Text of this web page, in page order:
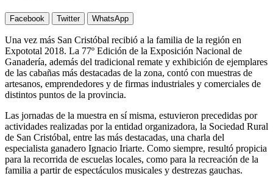
Facebook Twitter WhatsApp
Una vez más San Cristóbal recibió a la familia de la región en
Expototal 2018. La 77º Edición de la Exposición Nacional de
Ganadería, además del tradicional remate y exhibición de ejemplares
de las cabañas más destacadas de la zona, contó con muestras de
artesanos, emprendedores y de firmas industriales y comerciales de
distintos puntos de la provincia.
Las jornadas de la muestra en sí misma, estuvieron precedidas por
actividades realizadas por la entidad organizadora, la Sociedad Rural
de San Cristóbal, entre las más destacadas, una charla del
especialista ganadero Ignacio Iriarte. Como siempre, resultó propicia
para la recorrida de escuelas locales, como para la recreación de la
familia a partir de espectáculos musicales y destrezas gauchas.